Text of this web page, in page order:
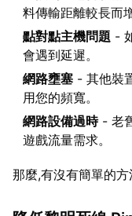
料傳輸距離較長而
點對點主機問題 -
會遇到延遲。
網路壅塞 - 其他裝
用您的頻寬。
網路設備過時- 老
遊戲流量需求。
那麼,有沒有簡單的